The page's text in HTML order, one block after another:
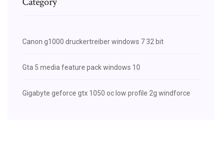
Canon g1000 druckertreiber windows 7 32 bit
Gta 5 media feature pack windows 10
Gigabyte geforce gtx 1050 oc low profile 2g windforce